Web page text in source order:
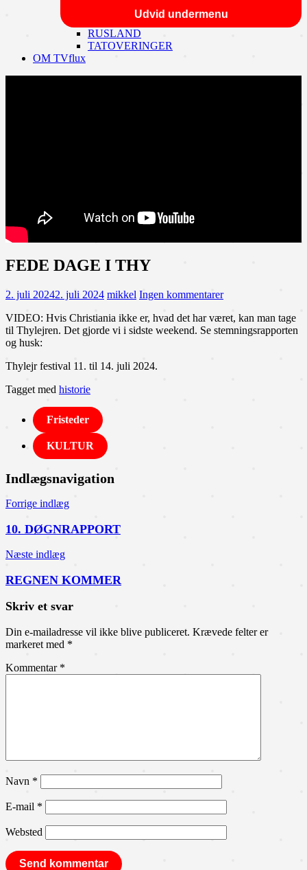
Udvid undermenu
RUSLAND
TATOVERINGER
OM TVflux
FEDE DAGE I THY
2. juli 20242. juli 2024 mikkel Ingen kommentarer
VIDEO: Hvis Christiania ikke er, hvad det har været, kan man tage
til Thylejren. Det gjorde vi i sidste weekend. Se stemningsrapporten
og husk:
Thylejr festival 11. til 14. juli 2024.
Tagget med historie
Fristeder
KULTUR
Indlægsnavigation
Forrige indlæg
10. DØGNRAPPORT
Næste indlæg
REGNEN KOMMER
Skriv et svar
Din e-mailadresse vil ikke blive publiceret. Krævede felter er
markeret med *
Kommentar *
Navn *
E-mail *
Websted